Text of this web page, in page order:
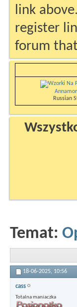
link
register
forum
Russian
Temat:
18-06-2025, 10:56
cass
Totalna maniaczka